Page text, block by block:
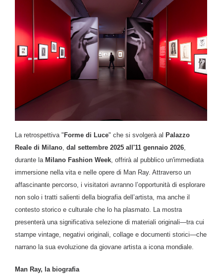
La retrospettiva "Forme di Luce" che si svolgerà al Palazzo
Reale di Milano dal settembre 2025 all'11 gennaio 2026
durante la Milano Fashion Week , offrirà al pubblico un'immediata
immersione nella vita e nelle opere di Man Ray. Attraverso un
affascinante percorso, i visitatori avranno l’opportunità di esplorare
non solo i tratti salienti della biografia dell’artista, ma anche il
contesto storico e culturale che lo ha plasmato. La mostra
presenterà una significativa selezione di materiali originali—tra cui
stampe vintage, negativi originali, collage e documenti storici—che
narrano la sua evoluzione da giovane artista a icona mondiale.
Man Ray, la biografia